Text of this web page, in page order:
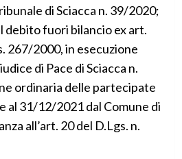
di Sciacca n. 39/2020;
debito fuori bilancio ex art.
267/2000, in esecuzione
di Pace di Sciacca n.
ordinaria delle partecipate
al 31/12/2021 dal Comune di
all’art. 20 del D.Lgs. n.